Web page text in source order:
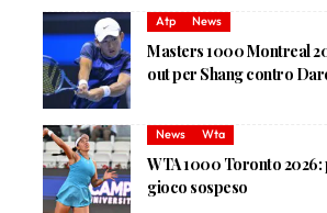
Atp News
Masters 1000 Montreal
out per Shang contro
News Wta
WTA 1000 Toronto 2026:
gioco sospeso